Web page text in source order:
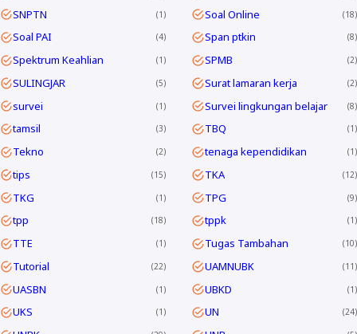
SNPTN 1 Soal Online 18
Soal PAI 4 Span ptkin 8
Spektrum Keahlian 1 SPMB 2
SULINGJAR 5 Surat lamaran kerja 2
survei 1 Survei lingkungan belajar 8
tamsil 3 TBQ 1
Tekno 2 tenaga kependidikan 1
tips 15 TKA 12
TKG 1 TPG 9
tpp 18 tppk 1
TTE 1 Tugas Tambahan 10
Tutorial 22 UAMNUBK 11
UASBN 1 UBKD 1
UKS 1 UN 24